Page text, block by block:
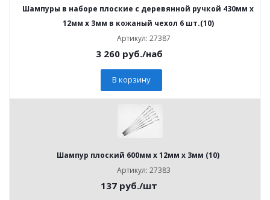
Шампуры в наборе плоские с деревянной ручкой 430мм x
12мм x 3мм в кожаный чехол 6 шт.(10)
Артикул: 27387
3 260руб./наб
В корзину
Шампур плоский 600мм x 12мм x 3мм (10)
Артикул: 27383
137 руб./шт